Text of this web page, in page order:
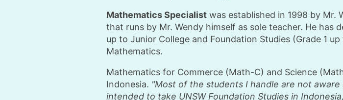
Mathematics Specialist was established in 1998 by Mr.
that runs by Mr. Wendy himself as sole teacher. He
up to Junior College and Foundation Studies (Grade 1
Mathematics.
Mathematics for Commerce (Math-C) and Science
Indonesia. "Most of the students I handle are not
intended to take UNSW Foundation Studies in